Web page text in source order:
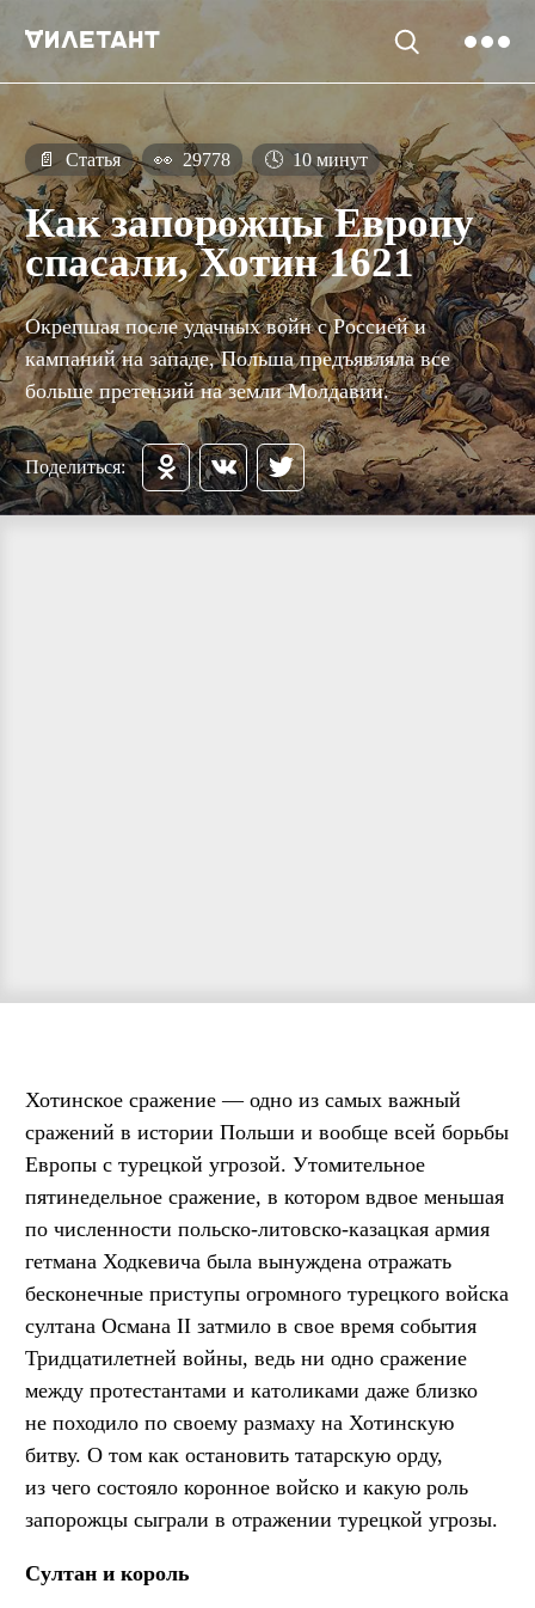
📄 Статья 👀 29778 🕓 10 минут
Как запорожцы Европу
спасали, Хотин 1621
Окрепшая после удачных войн с Россией и
кампаний на западе, Польша предъявляла все
больше претензий на земли Молдавии.
Поделиться:
Хотинское сражение — одно из самых важный
сражений в истории Польши и вообще всей борьбы
Европы с турецкой угрозой. Утомительное
пятинедельное сражение, в котором вдвое меньшая
по численности польско-литовско-казацкая армия
гетмана Ходкевича была вынуждена отражать
бесконечные приступы огромного турецкого войска
султана Османа II затмило в свое время события
Тридцатилетней войны, ведь ни одно сражение
между протестантами и католиками даже близко
не походило по своему размаху на Хотинскую
битву. О том как остановить татарскую орду,
из чего состояло коронное войско и какую роль
запорожцы сыграли в отражении турецкой угрозы.
Султан и король